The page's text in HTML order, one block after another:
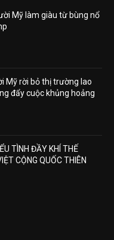
Mỹ làm giàu từ bùng nổ
Mỹ rời bỏ thị trường lao
đẩy cuộc khủng hoảng
TÌNH ĐẦY KHÍ THẾ
CỘNG QUỐC THIÊN